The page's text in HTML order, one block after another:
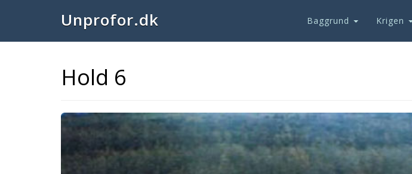
Unprofor.dk Baggrund Krigen
Hold 6
Previous